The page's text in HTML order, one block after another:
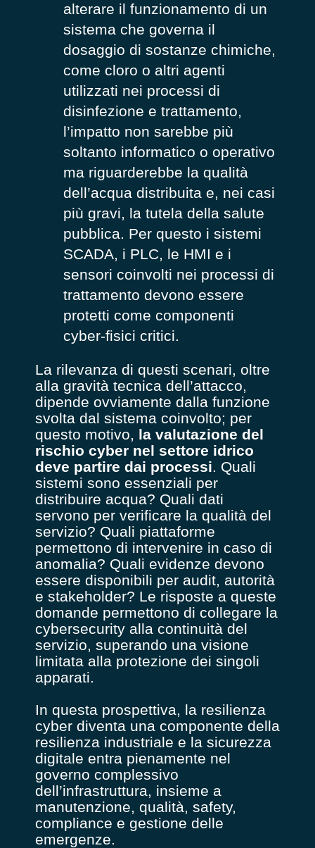
alterare il funzionamento di un
sistema che governa il
dosaggio di sostanze chimiche,
come cloro o altri agenti
utilizzati nei processi di
disinfezione e trattamento,
l’impatto non sarebbe più
soltanto informatico o operativo
ma riguarderebbe la qualità
dell’acqua distribuita e, nei casi
più gravi, la tutela della salute
pubblica. Per questo i sistemi
SCADA, i PLC, le HMI e i
sensori coinvolti nei processi di
trattamento devono essere
protetti come componenti
cyber-fisici critici.
La rilevanza di questi scenari, oltre
alla gravità tecnica dell’attacco,
dipende ovviamente dalla funzione
svolta dal sistema coinvolto; per
questo motivo, la valutazione del
rischio cyber nel settore idrico
deve partire dai processi. Quali
sistemi sono essenziali per
distribuire acqua? Quali dati
servono per verificare la qualità del
servizio? Quali piattaforme
permettono di intervenire in caso di
anomalia? Quali evidenze devono
essere disponibili per audit, autorità
e stakeholder? Le risposte a queste
domande permettono di collegare la
cybersecurity alla continuità del
servizio, superando una visione
limitata alla protezione dei singoli
apparati.
In questa prospettiva, la resilienza
cyber diventa una componente della
resilienza industriale e la sicurezza
digitale entra pienamente nel
governo complessivo
dell’infrastruttura, insieme a
manutenzione, qualità, safety,
compliance e gestione delle
emergenze.